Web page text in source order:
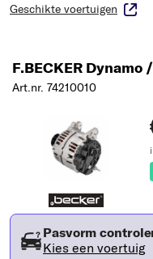
Geschikte voertuigen
F.BECKER
Art.nr. 74210010
Pasvorm
Kies een voertuig